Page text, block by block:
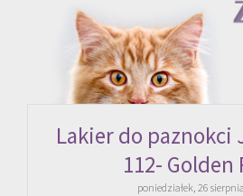
Lakier do paznokci
112- Golden
poniedziałek, 26